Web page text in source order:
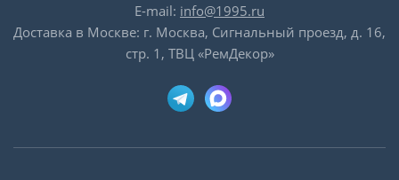
E-mail: info@1995.ru
Доставка в Москве: г. Москва, Сигнальный проезд, д. 16,
стр. 1, ТВЦ «РемДекор»